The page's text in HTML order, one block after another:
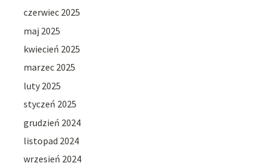
czerwiec 2025
maj 2025
kwiecień 2025
marzec 2025
luty 2025
styczeń 2025
grudzień 2024
listopad 2024
wrzesień 2024